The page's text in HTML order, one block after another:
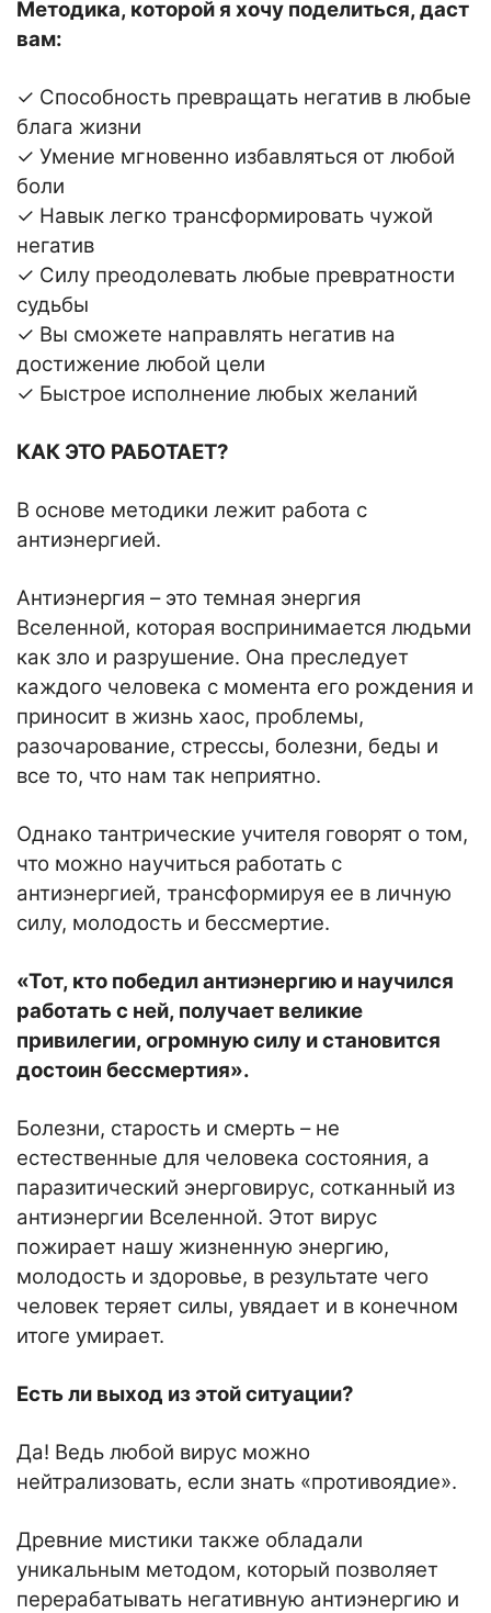
Методика, которой я хочу поделиться, даст
вам:
✓ Способность превращать негатив в любые
блага жизни
✓ Умение мгновенно избавляться от любой
боли
✓ Навык легко трансформировать чужой
негатив
✓ Силу преодолевать любые превратности
судьбы
✓ Вы сможете направлять негатив на
достижение любой цели
✓ Быстрое исполнение любых желаний
КАК ЭТО РАБОТАЕТ?
В основе методики лежит работа с
антиэнергией.
Антиэнергия – это темная энергия
Вселенной, которая воспринимается людьми
как зло и разрушение. Она преследует
каждого человека с момента его рождения и
приносит в жизнь хаос, проблемы,
разочарование, стрессы, болезни, беды и
все то, что нам так неприятно.
Однако тантрические учителя говорят о том,
что можно научиться работать с
антиэнергией, трансформируя ее в личную
силу, молодость и бессмертие.
«Тот, кто победил антиэнергию и научился
работать с ней, получает великие
привилегии, огромную силу и становится
достоин бессмертия».
Болезни, старость и смерть – не
естественные для человека состояния, а
паразитический энерговирус, сотканный из
антиэнергии Вселенной. Этот вирус
пожирает нашу жизненную энергию,
молодость и здоровье, в результате чего
человек теряет силы, увядает и в конечном
итоге умирает.
Есть ли выход из этой ситуации?
Да! Ведь любой вирус можно
нейтрализовать, если знать «противоядие».
Древние мистики также обладали
уникальным методом, который позволяет
перерабатывать негативную антиэнергию и